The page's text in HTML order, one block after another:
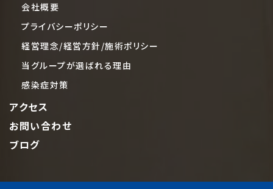
会社概要
プライバシーポリシー
経営理念/経営方針/施術ポリシー
当グループが選ばれる理由
感染症対策
アクセス
お問い合わせ
ブログ